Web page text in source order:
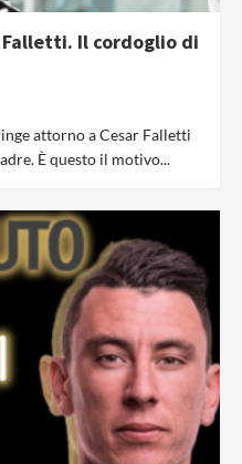
Il cordoglio di
attorno a Cesar Falletti
È questo il motivo...